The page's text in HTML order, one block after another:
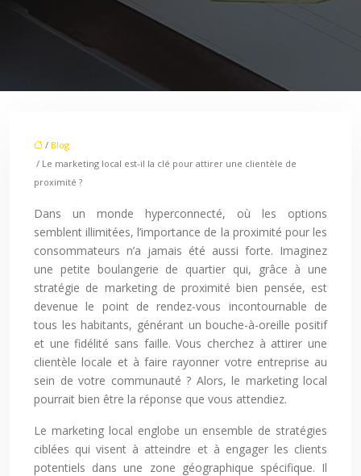
/ Blog
/ Le marketing local est-il la clé pour attirer une clientèle de
proximité ?
Dans un monde hyperconnecté, où les options
semblent illimitées, l’importance de la proximité pour les
consommateurs n’a jamais été aussi forte. Imaginez
une petite boulangerie de quartier qui, grâce à une
stratégie de marketing de proximité bien pensée, est
devenue le point de rendez-vous incontournable de
tous les habitants, générant un bouche-à-oreille positif
et une fidélité sans faille. Vous cherchez à attirer une
clientèle locale et à faire rayonner votre entreprise au
sein de votre communauté ? Alors, le marketing local
pourrait bien être la réponse que vous attendiez.
Le marketing local englobe un ensemble de stratégies
ciblées qui visent à atteindre et à engager les clients
potentiels dans une zone géographique spécifique. Il